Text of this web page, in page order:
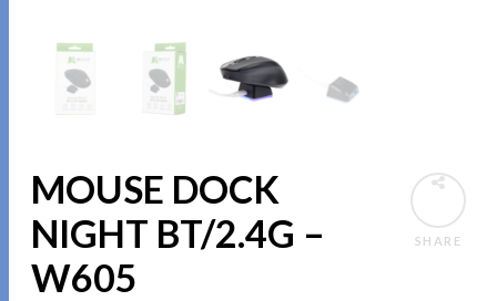
SHARE
MOUSE DOCK
NIGHT BT/2.4G –
W605